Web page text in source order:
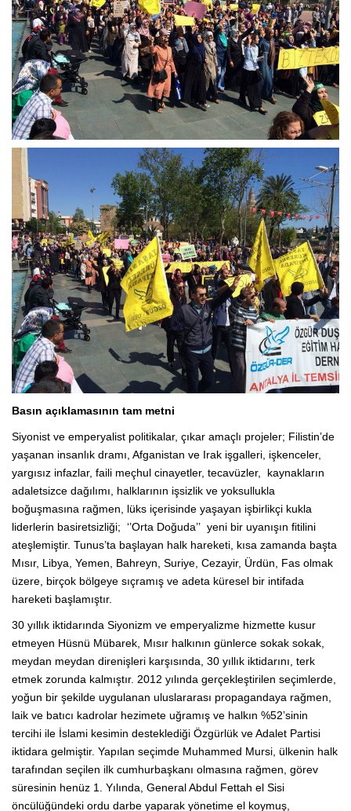
Basın açıklamasının tam metni
Siyonist ve emperyalist politikalar, çıkar amaçlı projeler; Filistin’de
yaşanan insanlık dramı, Afganistan ve Irak işgalleri, işkenceler,
yargısız infazlar, faili meçhul cinayetler, tecavüzler, kaynakların
adaletsizce dağılımı, halklarının işsizlik ve yoksullukla
boğuşmasına rağmen, lüks içerisinde yaşayan işbirlikçi kukla
liderlerin basiretsizliği; ‘’Orta Doğuda’’ yeni bir uyanışın fitilini
ateşlemiştir. Tunus’ta başlayan halk hareketi, kısa zamanda başta
Mısır, Libya, Yemen, Bahreyn, Suriye, Cezayir, Ürdün, Fas olmak
üzere, birçok bölgeye sıçramış ve adeta küresel bir intifada
hareketi başlamıştır.
30 yıllık iktidarında Siyonizm ve emperyalizme hizmette kusur
etmeyen Hüsnü Mübarek, Mısır halkının günlerce sokak sokak,
meydan meydan direnişleri karşısında, 30 yıllık iktidarını, terk
etmek zorunda kalmıştır. 2012 yılında gerçekleştirilen seçimlerde,
yoğun bir şekilde uygulanan uluslararası propagandaya rağmen,
laik ve batıcı kadrolar hezimete uğramış ve halkın %52’sinin
tercihi ile İslami kesimin desteklediği Özgürlük ve Adalet Partisi
iktidara gelmiştir. Yapılan seçimde Muhammed Mursi, ülkenin halk
tarafından seçilen ilk cumhurbaşkanı olmasına rağmen, görev
süresinin henüz 1. Yılında, General Abdul Fettah el Sisi
öncülüğündeki ordu darbe yaparak yönetime el koymuş,